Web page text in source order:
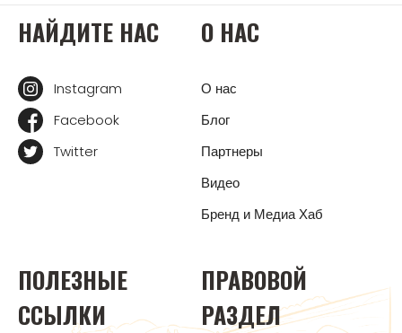
НАЙДИТЕ НАС
Instagram
Facebook
Twitter
О НАС
О нас
Блог
Партнеры
Видео
Бренд и Медиа Хаб
ПОЛЕЗНЫЕ
ССЫЛКИ
ПРАВОВОЙ
РАЗДЕЛ